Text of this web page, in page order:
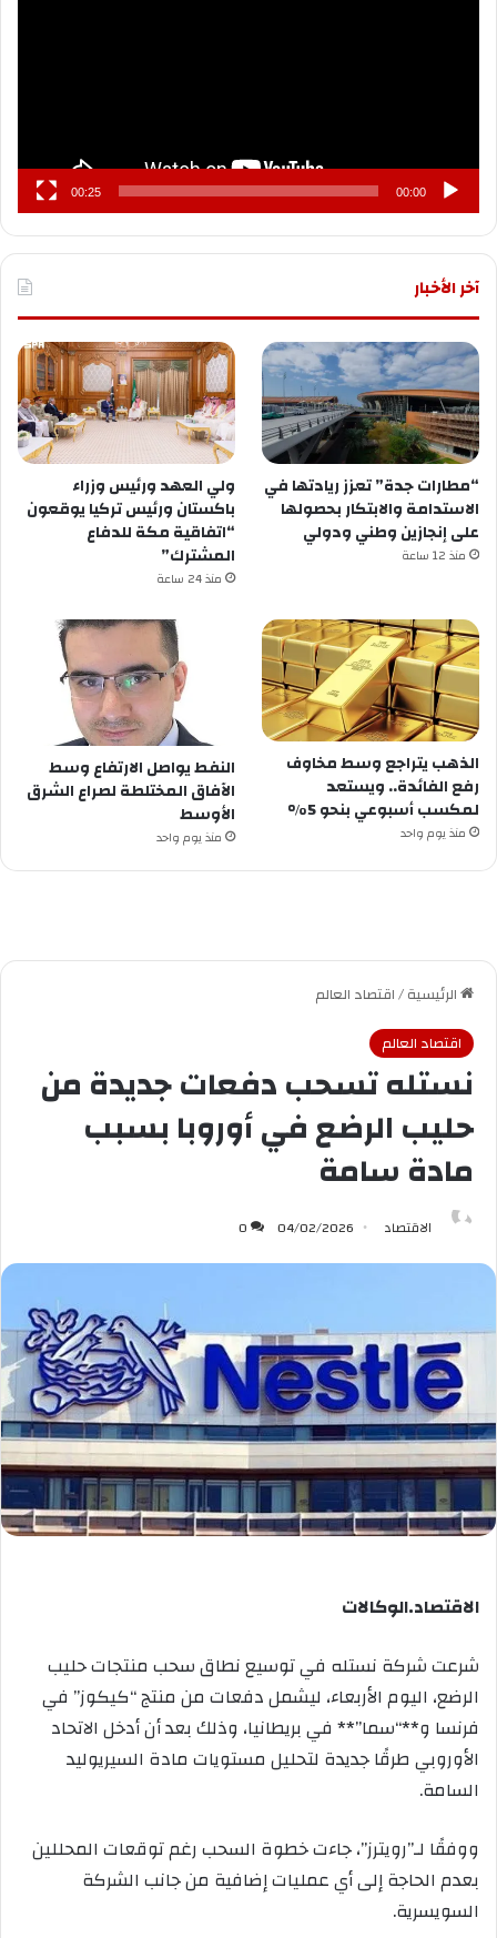
00:00
00:25
آخر الأخبار
“مطارات جدة” تعزز ريادتها في
الاستدامة والابتكار بحصولها
على إنجازين وطني ودولي
منذ 12 ساعة
ولي العهد ورئيس وزراء
باكستان ورئيس تركيا يوقعون
“اتفاقية مكة للدفاع
المشترك”
منذ 24 ساعة
الذهب يتراجع وسط مخاوف
رفع الفائدة.. ويستعد
لمكسب أسبوعي بنحو 5%
منذ يوم واحد
النفط يواصل الارتفاع وسط
الآفاق المختلطة لصراع الشرق
الأوسط
منذ يوم واحد